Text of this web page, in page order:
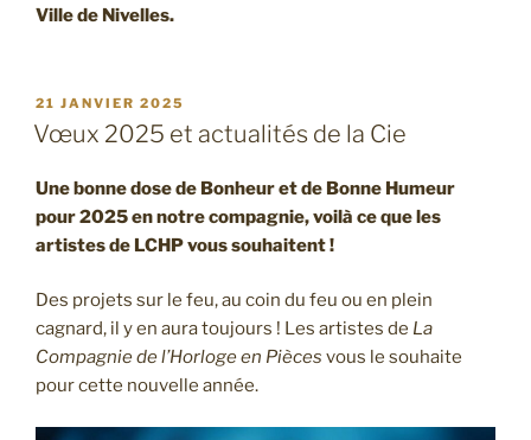
Ville de Nivelles.
PUBLIÉ
LE
21 JANVIER 2025
Vœux 2025 et actualités de la Cie
Une bonne dose de Bonheur et de Bonne Humeur
pour 2025 en notre compagnie, voilà ce que les
artistes de LCHP vous souhaitent !
Des projets sur le feu, au coin du feu ou en plein
cagnard, il y en aura toujours ! Les artistes de La
Compagnie de l’Horloge en Pièces vous le souhaite
pour cette nouvelle année.